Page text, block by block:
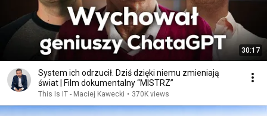
30:17
System ich odrzucił. Dziś dzięki niemu zmieniają
świat | Film dokumentalny “MISTRZ”
This Is IT - Maciej Kawecki • 370K views